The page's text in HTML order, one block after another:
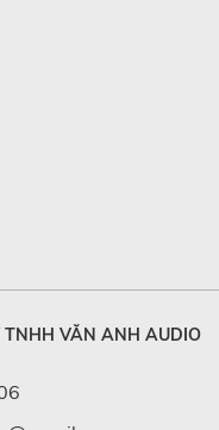
TNHH VĂN ANH AUDIO